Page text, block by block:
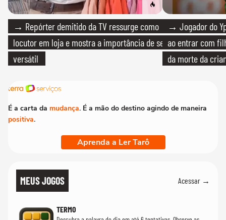
→ Repórter demitido da TV ressurge como
locutor em loja e mostra a importância de ser
versátil
→ Jogador do
ao entrar com
da morte da
É a carta da mudança. É a mão do destino agindo de maneira
positiva.
Aprenda a Ler Tarô
MEUS JOGOS Acessar →
TERMO